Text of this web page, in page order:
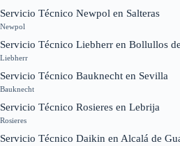
Servicio Técnico Newpol en Salteras
Newpol
Servicio Técnico Liebherr en Bollullos
Liebherr
Servicio Técnico Bauknecht en Sevilla
Bauknecht
Servicio Técnico Rosieres en Lebrija
Rosieres
Servicio Técnico Daikin en Alcalá de